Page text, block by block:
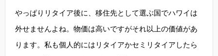
やっぱりリタイア後に、移住先として選ぶ国でハワイは
外せませんよね。物価は高いですがそれ以上の価値があ
ります。私も個人的にはリタイアかセミリタイアしたら